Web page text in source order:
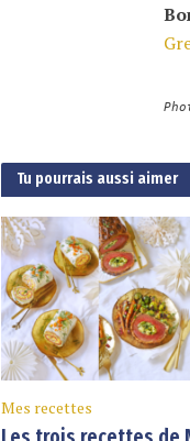
Tu pourrais aussi aimer
Mes recettes